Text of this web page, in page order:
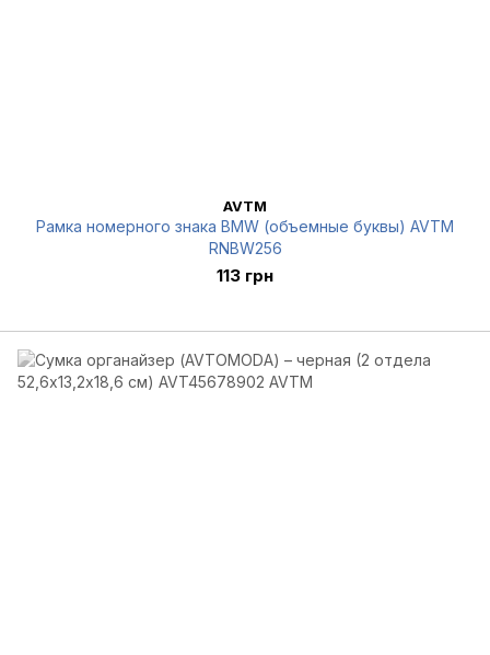
AVTM
Рамка номерного знака BMW (объемные буквы) AVTM
RNBW256
113 грн